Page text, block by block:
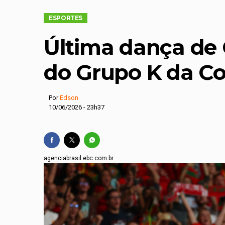
STJ avalia recurso
Pescador encontra
Procurador deixa
ESPORTES
Última dança de
do Grupo K da
PorEdson
10/06/2026 - 23h37
agenciabrasil.ebc.com.br